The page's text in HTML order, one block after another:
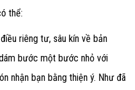
thể:
riêng tư, sâu kín về bản
bước một bước nhỏ với
nhận bạn bằng thiện ý. Như đã